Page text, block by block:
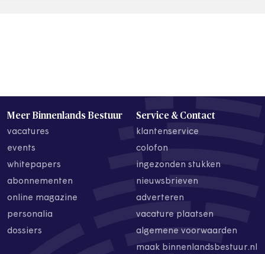
Meer Binnenlands Bestuur
vacatures
events
whitepapers
abonnementen
online magazine
personalia
dossiers
Service & Contact
klantenservice
colofon
ingezonden stukken
nieuwsbrieven
adverteren
vacature plaatsen
algemene voorwaarden
maak binnenlandsbestuur.nl